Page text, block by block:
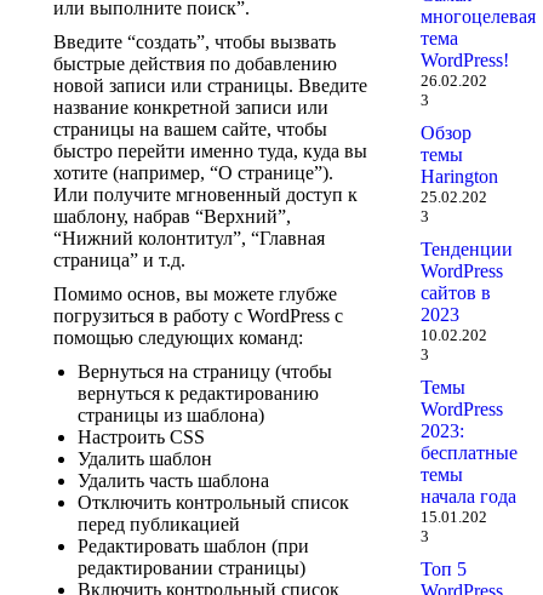
или выполните поиск”.
Введите “создать”, чтобы вызвать
быстрые действия по добавлению
новой записи или страницы. Введите
название конкретной записи или
страницы на вашем сайте, чтобы
быстро перейти именно туда, куда вы
хотите (например, “О странице”).
Или получите мгновенный доступ к
шаблону, набрав “Верхний”,
“Нижний колонтитул”, “Главная
страница” и т.д.
Помимо основ, вы можете глубже
погрузиться в работу с WordPress с
помощью следующих команд:
Вернуться на страницу (чтобы
вернуться к редактированию
страницы из шаблона)
Настроить CSS
Удалить шаблон
Удалить часть шаблона
Отключить контрольный список
перед публикацией
Редактировать шаблон (при
редактировании страницы)
Включить контрольный список
многоцелевая
тема
WordPress!
26.02.202
3
Обзор
темы
Harington
25.02.202
3
Тенденции
WordPress
сайтов в
2023
10.02.202
3
Темы
WordPress
2023:
бесплатные
темы
начала года
15.01.202
3
Топ 5
WordPress